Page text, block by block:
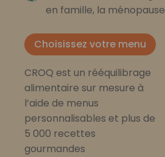
en famille, la ménopause
Choisissez votre menu
CROQ est un rééquilibrage
alimentaire sur mesure à
l’aide de menus
personnalisables et plus de
5 000 recettes
gourmandes